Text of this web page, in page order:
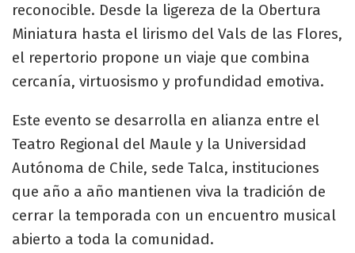
reconocible. Desde la ligereza de la Obertura
Miniatura hasta el lirismo del Vals de las Flores,
el repertorio propone un viaje que combina
cercanía, virtuosismo y profundidad emotiva.
Este evento se desarrolla en alianza entre el
Teatro Regional del Maule y la Universidad
Autónoma de Chile, sede Talca, instituciones
que año a año mantienen viva la tradición de
cerrar la temporada con un encuentro musical
abierto a toda la comunidad.